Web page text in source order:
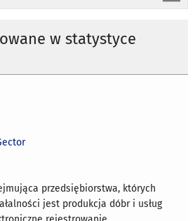
w statystyce
przedsiębiorstwa, których
jest produkcja dóbr i usług